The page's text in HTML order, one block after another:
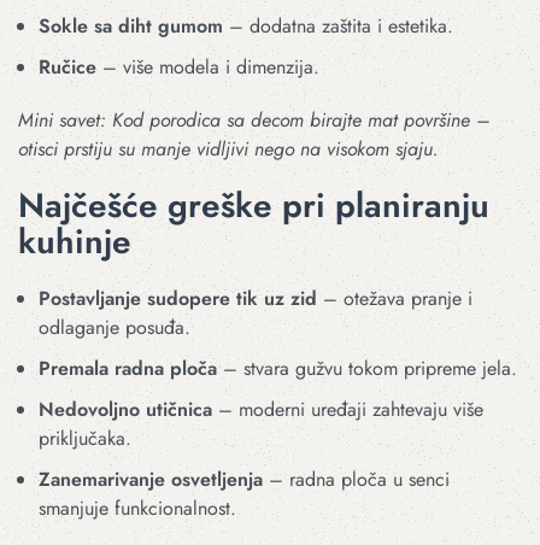
Sokle sa diht gumom– dodatna zaštita i estetika.
Ručice– više modela i dimenzija.
Mini savet: Kod porodica sa decom birajte mat površine –
otisci prstiju su manje vidljivi nego na visokom sjaju.
Najčešće greške pri planiranju
kuhinje
Postavljanje sudopere tik uz zid– otežava pranje i
odlaganje posuđa.
Premala radna ploča– stvara gužvu tokom pripreme jela.
Nedovoljno utičnica – moderni uređaji zahtevaju više
priključaka.
Zanemarivanje osvetljenja– radna ploča u senci
smanjuje funkcionalnost.